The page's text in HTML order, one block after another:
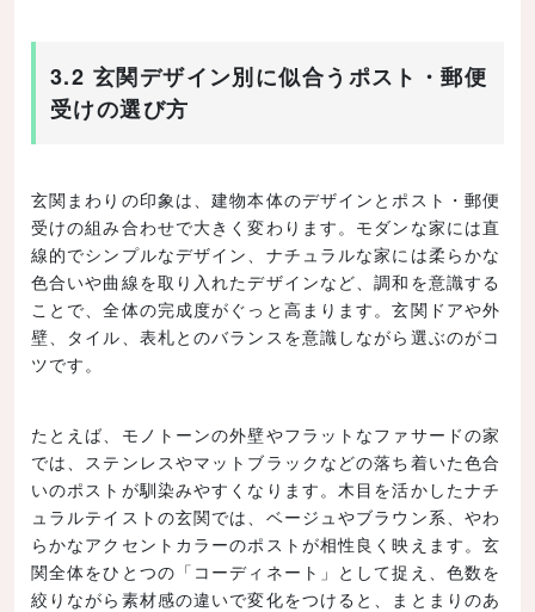
3.2 玄関デザイン別に似合うポスト・郵便
受けの選び方
玄関まわりの印象は、建物本体のデザインとポスト・郵便
受けの組み合わせで大きく変わります。モダンな家には直
線的でシンプルなデザイン、ナチュラルな家には柔らかな
色合いや曲線を取り入れたデザインなど、調和を意識する
ことで、全体の完成度がぐっと高まります。玄関ドアや外
壁、タイル、表札とのバランスを意識しながら選ぶのがコ
ツです。
たとえば、モノトーンの外壁やフラットなファサードの家
では、ステンレスやマットブラックなどの落ち着いた色合
いのポストが馴染みやすくなります。木目を活かしたナチ
ュラルテイストの玄関では、ベージュやブラウン系、やわ
らかなアクセントカラーのポストが相性良く映えます。玄
関全体をひとつの「コーディネート」として捉え、色数を
絞りながら素材感の違いで変化をつけると、まとまりのあ